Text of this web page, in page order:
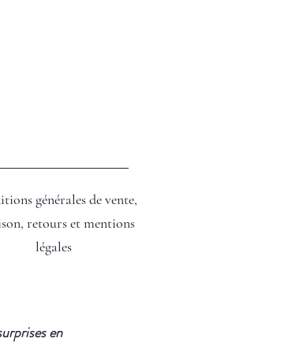
générales de vente,
retours et mentions
légales
en